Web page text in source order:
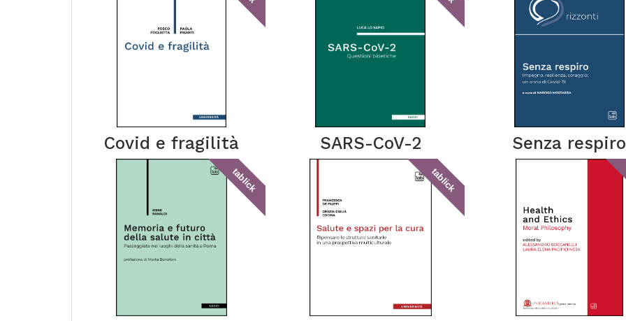
Covid e fragilità SARS-CoV-2 Senza respiro
tablick tablick